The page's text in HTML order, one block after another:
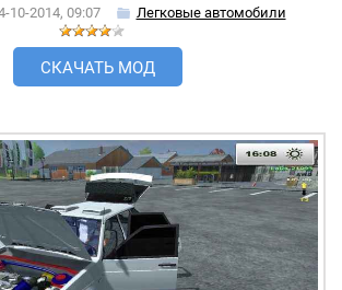
10-2014, 09:07 Легковые автомобили
СКАЧАТЬ МОД